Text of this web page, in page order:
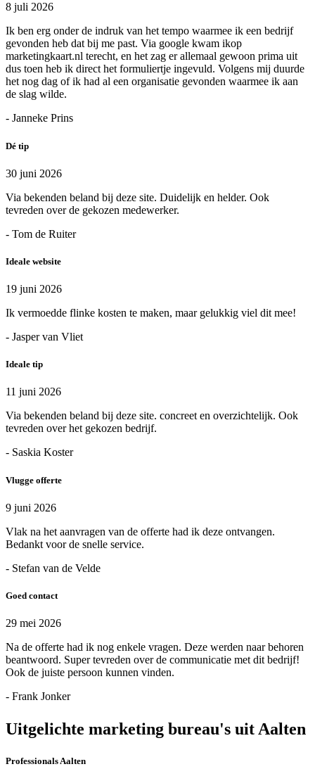
8 juli 2026
Ik ben erg onder de indruk van het tempo waarmee ik een bedrijf
gevonden heb dat bij me past. Via google kwam ikop
marketingkaart.nl terecht, en het zag er allemaal gewoon prima uit
dus toen heb ik direct het formuliertje ingevuld. Volgens mij duurde
het nog dag of ik had al een organisatie gevonden waarmee ik aan
de slag wilde.
- Janneke Prins
Dé tip
30 juni 2026
Via bekenden beland bij deze site. Duidelijk en helder. Ook
tevreden over de gekozen medewerker.
- Tom de Ruiter
Ideale website
19 juni 2026
Ik vermoedde flinke kosten te maken, maar gelukkig viel dit mee!
- Jasper van Vliet
Ideale tip
11 juni 2026
Via bekenden beland bij deze site. concreet en overzichtelijk. Ook
tevreden over het gekozen bedrijf.
- Saskia Koster
Vlugge offerte
9 juni 2026
Vlak na het aanvragen van de offerte had ik deze ontvangen.
Bedankt voor de snelle service.
- Stefan van de Velde
Goed contact
29 mei 2026
Na de offerte had ik nog enkele vragen. Deze werden naar behoren
beantwoord. Super tevreden over de communicatie met dit bedrijf!
Ook de juiste persoon kunnen vinden.
- Frank Jonker
Uitgelichte marketing bureau's uit Aalten
Professionals Aalten